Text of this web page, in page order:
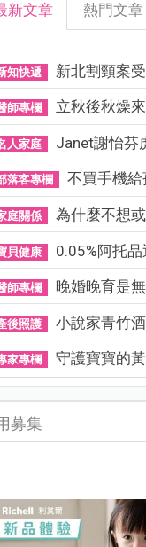
新文章 熱門文章
知快遞 新北割頸案
師專欄 立秋後秋燥
人家庭 Janet謝怡芬虎
落客專欄 不買手機給
庭關係 為什麼不想或
貝健康 0.05%阿托品
師專欄 晚婚晚育是
後照護 小說家青竹
家專欄 守護寶寶的
募集